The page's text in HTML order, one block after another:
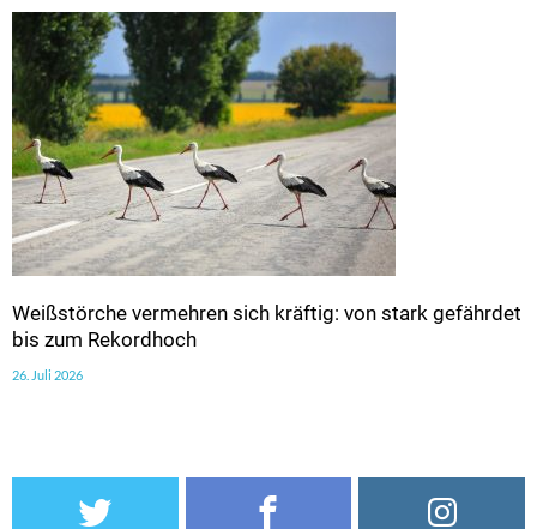
Weißstörche vermehren sich kräftig: von stark gefährdet
bis zum Rekordhoch
26. Juli 2026